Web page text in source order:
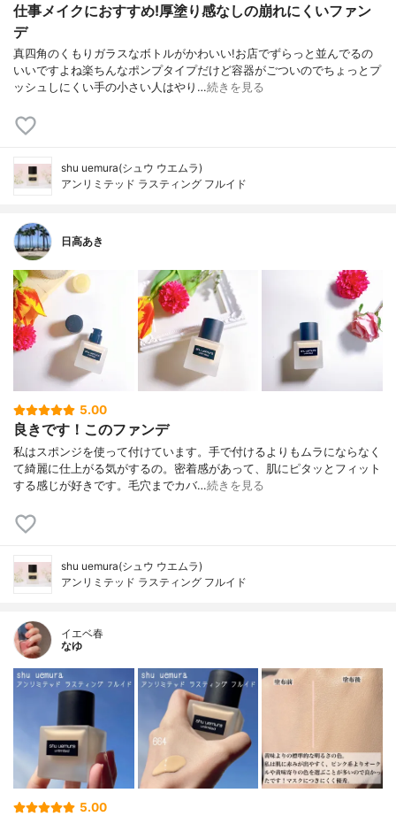
仕事メイクにおすすめ!厚塗り感なしの崩れにくいファン
デ
真四角のくもりガラスなボトルがかわいい!お店でずらっと並んでるの
いいですよね楽ちんなポンプタイプだけど容器がごついのでちょっとプ
ッシュしにくい手の小さい人はやり…続きを見る
shu uemura(シュウ ウエムラ)
アンリミテッド ラスティング フルイド
日高あき
5.00
良きです！このファンデ
私はスポンジを使って付けています。手で付けるよりもムラにならなく
て綺麗に仕上がる気がするの。密着感があって、肌にピタッとフィット
する感じが好きです。毛穴までカバ…続きを見る
shu uemura(シュウ ウエムラ)
アンリミテッド ラスティング フルイド
イエベ春
なゆ
5.00